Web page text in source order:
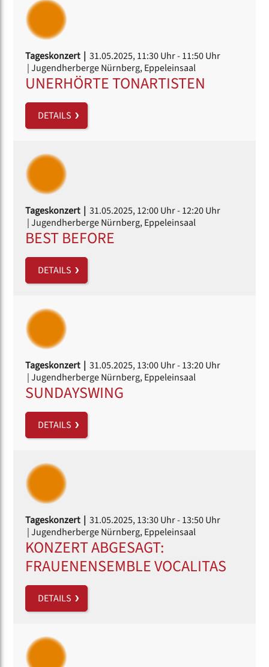
Tageskonzert | 31.05.2025, 11:30 Uhr- 11:50 Uhr
| Jugendherberge Nürnberg, Eppeleinsaal
UNERHÖRTE TONARTISTEN
DETAILS
Tageskonzert | 31.05.2025, 12:00 Uhr- 12:20 Uhr
| Jugendherberge Nürnberg, Eppeleinsaal
BEST BEFORE
DETAILS
Tageskonzert | 31.05.2025, 13:00 Uhr- 13:20 Uhr
| Jugendherberge Nürnberg, Eppeleinsaal
SUNDAYSWING
DETAILS
Tageskonzert | 31.05.2025, 13:30 Uhr- 13:50 Uhr
| Jugendherberge Nürnberg, Eppeleinsaal
KONZERT ABGESAGT:
FRAUENENSEMBLE VOCALITAS
DETAILS